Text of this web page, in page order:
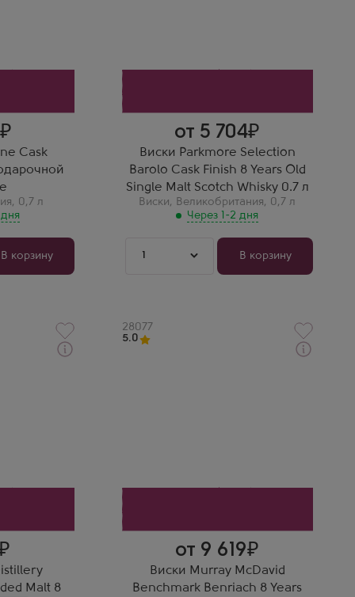
Cask
, 0,7 л
В корзину
от 5 704
Виски Parkmore Selection
Barolo Cask Finish 8 Years Old
Single Malt Scotch Whisky 0.7 л
Виски, Великобритания, 0,7 л
Через 1-2 дня
Очень изысканно и
1 В корзину
Malt 8
Артикул
28077
5.0
от 9 619
Виски Murray McDavid
Benchmark Benriach 8 Years
Выдержка
8 лет
Константин Сомов
МакДэвид — крутой
независимый розлив. Бочка
подобрана идеально, вкус
сложный.